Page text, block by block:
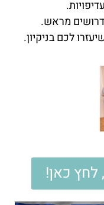
מראש.
לכם בניקיון.
כאן!